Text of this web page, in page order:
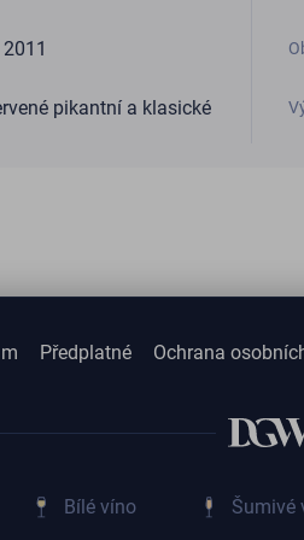
2011
pikantní a klasické
Předplatné Ochrana
Bílé víno Šumivé